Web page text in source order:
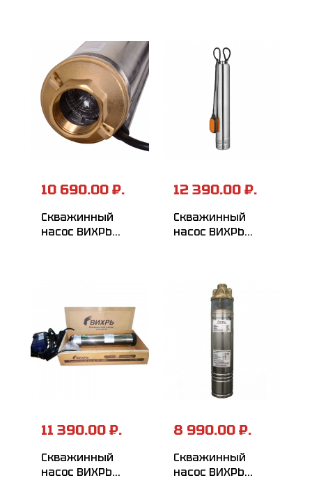
10 690.00 ₽.
Скважинный
насос ВИХРЬ
12 390.00 ₽.
Скважинный
насос ВИХРЬ
11 390.00 ₽.
Скважинный
насос ВИХРЬ
8 990.00 ₽.
Скважинный
насос ВИХРЬ